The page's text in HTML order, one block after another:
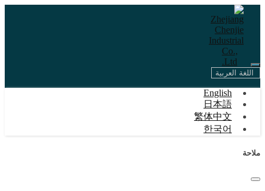
اللغة العربية
English
日本語
繁体中文
한국어
ملاحة